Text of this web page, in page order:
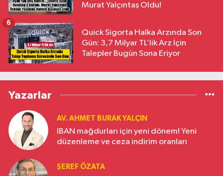
Murat Yalçıntaş Oldu!
Quick Sigorta Halka Arzında Son
Gün: 3,7 Milyar TL’lik Arz İçin
Talepler Bugün Sona Eriyor
6
Yazarlar
AV. AHMET BURAK YALÇIN
IBAN mağdurları için yeni dönem! Yeni
düzenleme ve ceza indirim oranları
ŞEREF ÖZATA